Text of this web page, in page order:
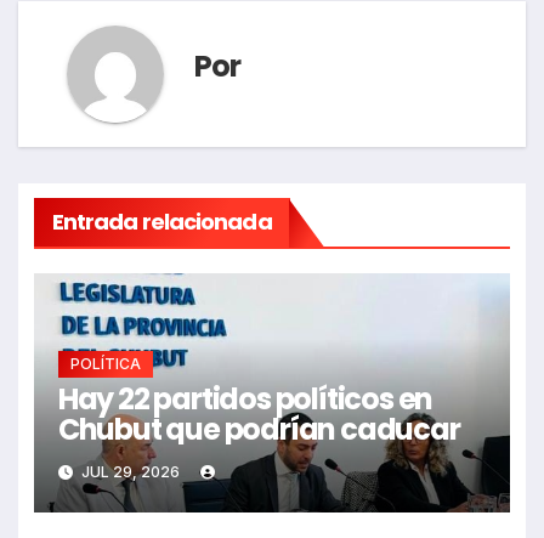
Por
Entrada relacionada
POLÍTICA
Hay 22 partidos políticos en
Chubut que podrían caducar
JUL 29, 2026